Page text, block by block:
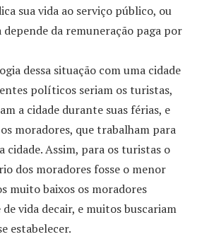
sua vida ao serviço público, ou
depende da remuneração paga por
dessa situação com uma cidade
políticos seriam os turistas,
a cidade durante suas férias, e
moradores, que trabalham para
cidade. Assim, para os turistas o
dos moradores fosse o menor
muito baixos os moradores
vida decair, e muitos buscariam
estabelecer.